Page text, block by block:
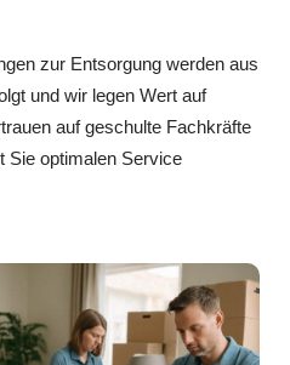
zur Entsorgung werden aus
und wir legen Wert auf
auf geschulte Fachkräfte
Sie optimalen Service